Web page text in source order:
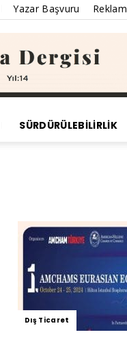
Yazar Başvuru Reklam
SÜRDÜRÜLEBILIRLIK
Dış Ticaret